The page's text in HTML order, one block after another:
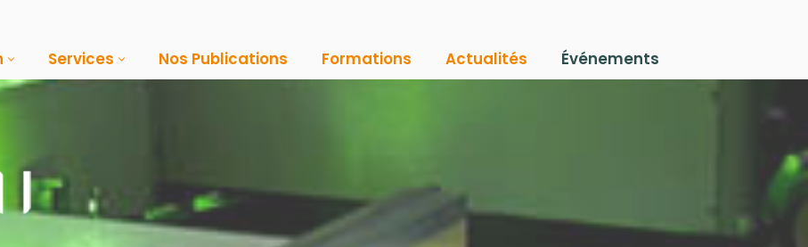
Services Nos Publications Formations Actualités Événements